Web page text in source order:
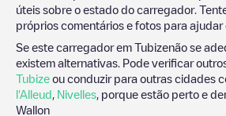
úteis sobre o estado do carregador.
próprios comentários e fotos para ajudar
Se este carregador em Tubizenão se
existem alternativas. Pode verificar
Tubize ou conduzir para outras cidades
l'Alleud Nivelles , porque estão perto e
Wallon